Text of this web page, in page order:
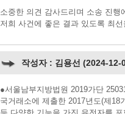
소중한 의견 감사드리며 소송 진행
저희 사건에 좋은 결과 있도록 최
작성자 : 김용선 (2024-12-
●서울남부지방법원 2019가단
국거래소에 제출한 2017년도(제